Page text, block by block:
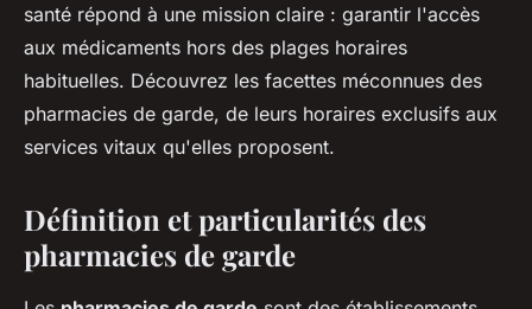
santé répond à une mission claire : garantir l'accès
aux médicaments hors des plages horaires
habituelles. Découvrez les facettes méconnues des
pharmacies de garde, de leurs horaires exclusifs aux
services vitaux qu'elles proposent.
Définition et particularités des
pharmacies de garde